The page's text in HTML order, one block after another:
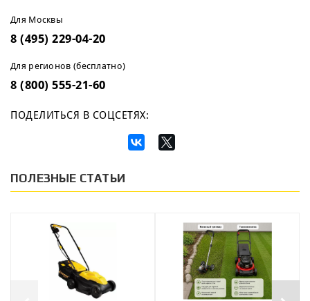
Для Москвы
8 (495) 229-04-20
Для регионов (бесплатно)
8 (800) 555-21-60
ПОДЕЛИТЬСЯ В СОЦСЕТЯХ:
ПОЛЕЗНЫЕ СТАТЬИ